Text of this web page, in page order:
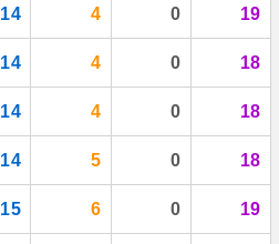
14 4 0 19
14 4 0 18
14 4 0 18
14 5 0 18
15 6 0 19